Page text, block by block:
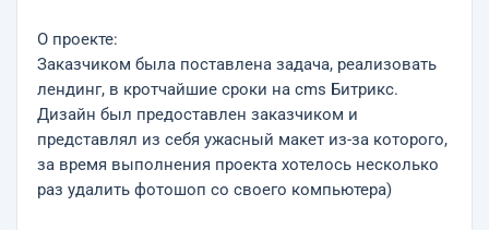
О проекте:
Заказчиком была поставлена задача, реализовать
лендинг, в кротчайшие сроки на cms Битрикс.
Дизайн был предоставлен заказчиком и
представлял из себя ужасный макет из-за которого,
за время выполнения проекта хотелось несколько
раз удалить фотошоп со своего компьютера)